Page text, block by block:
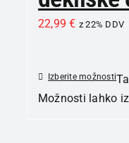
22,99€ z 22% DDV
Izberite možnosti
Možnosti lahko